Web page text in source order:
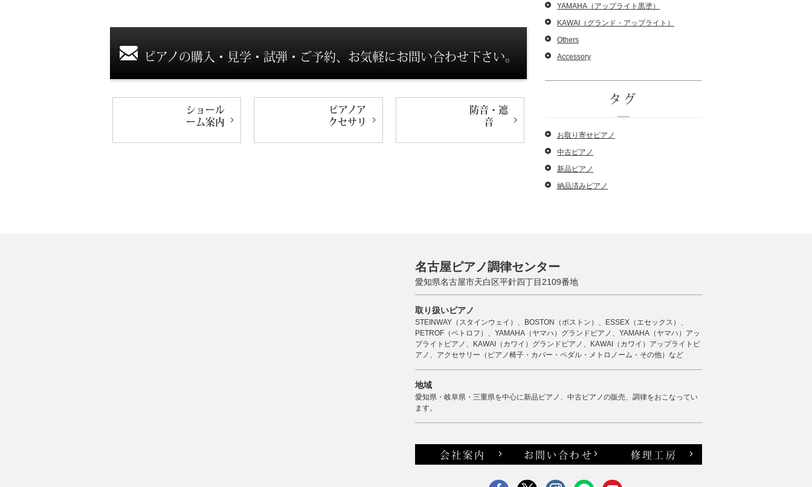
ピアノの購入・見学・試弾・ご予約、お気軽にお問い合わせ下さい。
ショール
ーム案内
ピアノア
クセサリ
防音・遮
音
YAMAHA（アップライト黒塗）
KAWAI（グランド・アップライト）
Others
Accessory
タグ
お取り寄せピアノ
中古ピアノ
新品ピアノ
納品済みピアノ
名古屋ピアノ調律センター
愛知県名古屋市天白区平針四丁目2109番地
取り扱いピアノ
STEINWAY（スタインウェイ）、BOSTON（ボストン）、ESSEX（エセックス）、
PETROF（ペトロフ）、YAMAHA（ヤマハ）グランドピアノ、YAMAHA（ヤマハ）アッ
プライトピアノ、KAWAI（カワイ）グランドピアノ、KAWAI（カワイ）アップライトピ
アノ、アクセサリー（ピアノ椅子・カバー・ペダル・メトロノーム・その他）など
地域
愛知県・岐阜県・三重県を中心に新品ピアノ、中古ピアノの販売、調律をおこなってい
ます。
会社案内 お問い合わせ 修理工房